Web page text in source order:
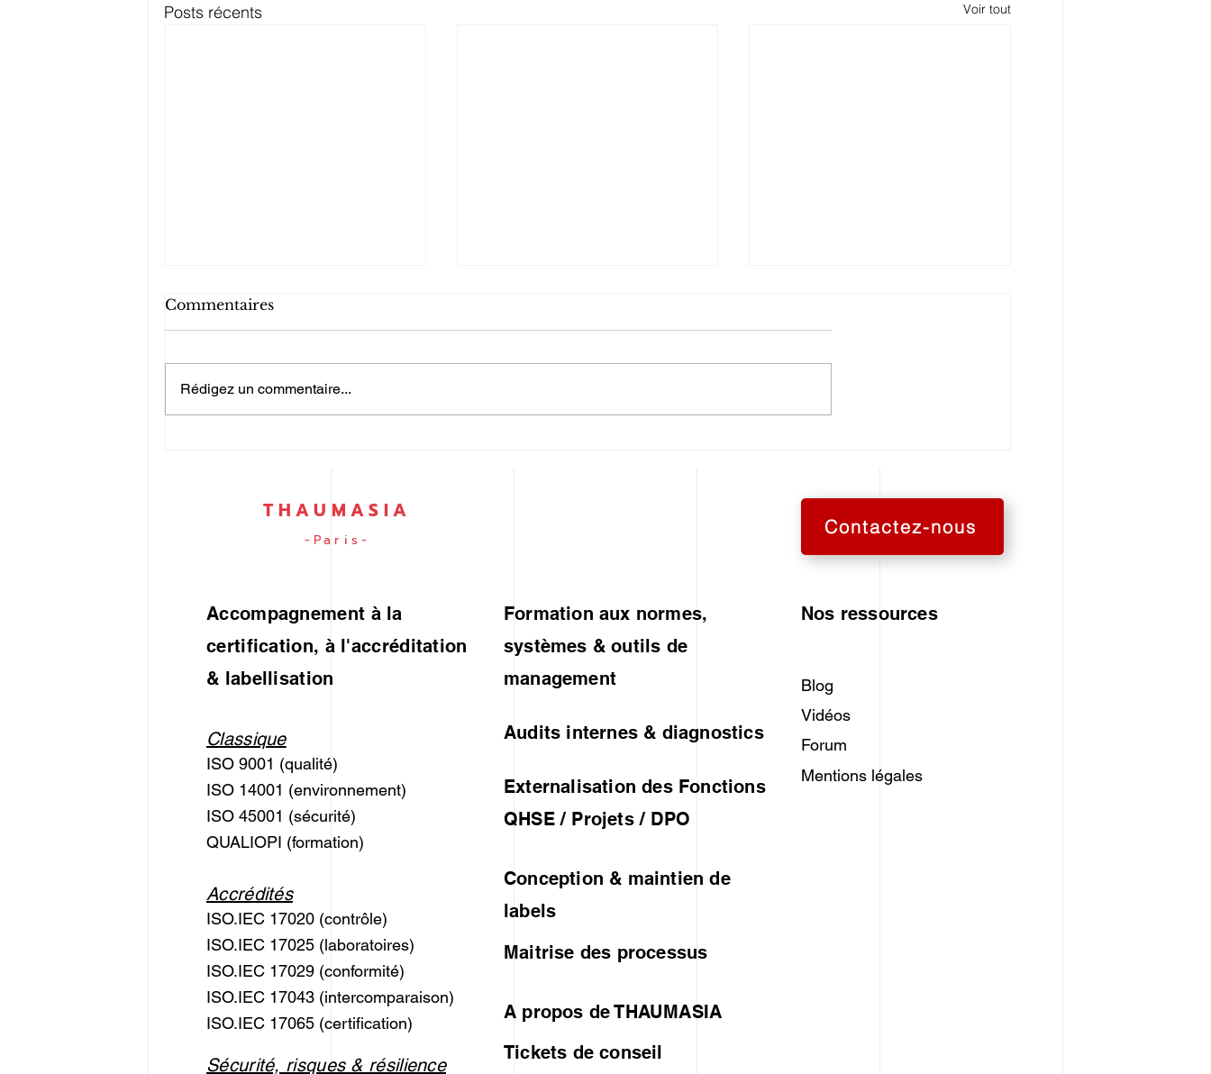
Posts récents Voir tout
de l'énergie conforme à la
norme ISO 50001
Commentaires
Rédigez un commentaire...
THAUMASIA
-Paris-
Contactez-nous
Accompagnement à la
certification, à l'accréditation
& labellisation
Classique
ISO 9001 (qualité)
ISO 14001 (environnement)
ISO 45001 (sécurité)
QUALIOPI (formation)
Accrédités
ISO.IEC 17020 (contrôle)
ISO.IEC 17025 (laboratoires)
ISO.IEC 17029 (conformité)
ISO.IEC 17043 (intercomparaison)
ISO.IEC 17065 (certification)
Sécurité, risques & résilience
Formation aux normes,
systèmes & outils de
management
Audits internes & diagnostics
Externalisation des Fonctions
QHSE / Projets / DPO
Conception & maintien de
labels
Maitrise des processus
A propos de THAUMASIA
Tickets de conseil
Nos ressources
Blog
Vidéos
Forum
Mentions légales